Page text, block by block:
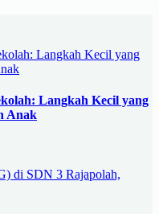
Langkah Kecil yang
Anak